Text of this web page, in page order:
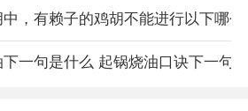
，有赖子的鸡胡不能进行以下哪
一句是什么 起锅烧油口诀下一句